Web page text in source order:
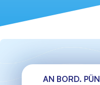
AN BORD.